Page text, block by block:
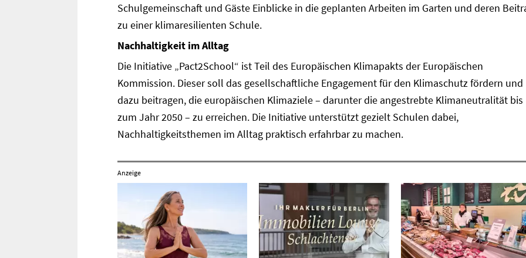
Schulgemeinschaft und Gäste Einblicke in die geplanten Arbeiten im Garten und deren
zu einer klimaresilienten Schule.
Nachhaltigkeit im Alltag
Die Initiative „Pact2School“ ist Teil des Europäischen Klimapakts der Europäischen
Kommission. Dieser soll das gesellschaftliche Engagement für den Klimaschutz fördern und
dazu beitragen, die europäischen Klimaziele – darunter die angestrebte Klimaneutralität bis
zum Jahr 2050 – zu erreichen. Die Initiative unterstützt gezielt Schulen dabei,
Nachhaltigkeitsthemen im Alltag praktisch erfahrbar zu machen.
Anzeige